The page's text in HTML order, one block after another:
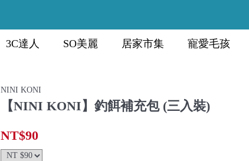
3C達人 SO美麗 居家市集 寵愛毛孩
NINI KONI
【NINI KONI】釣餌補充包 (三入裝)
NT$90